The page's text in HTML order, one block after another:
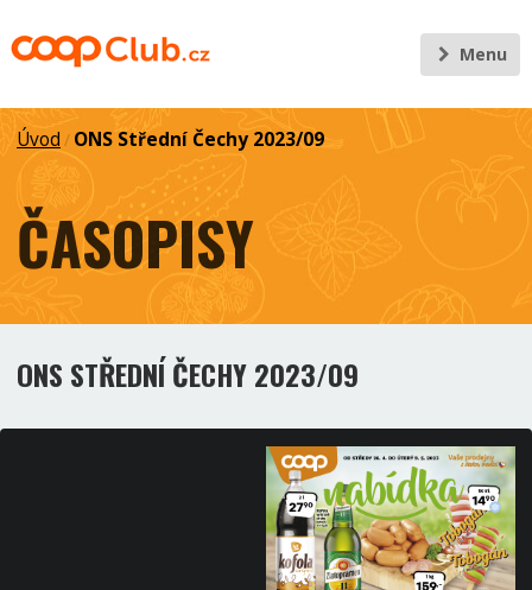
Menu
Úvod / ONS Střední Čechy 2023/09
ČASOPISY
ONS STŘEDNÍ ČECHY 2023/09